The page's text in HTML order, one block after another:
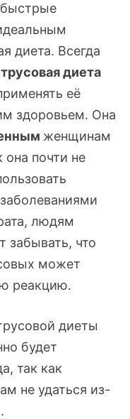
диета. Всегда
диета
её
здоровьем. Она
женщинам
почти не
людям
забывать, что
может
реакцию.
диеты
будет
так как
не удаться из-